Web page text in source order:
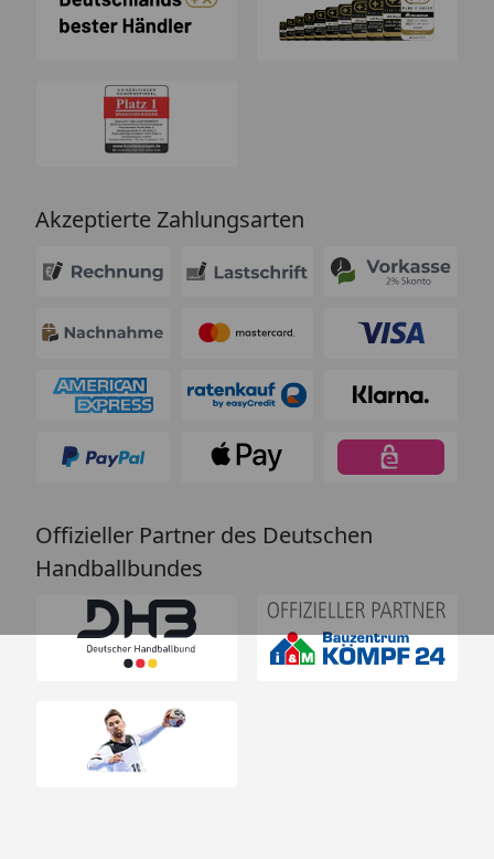
Akzeptierte Zahlungsarten
Offizieller Partner des Deutschen
Handballbundes